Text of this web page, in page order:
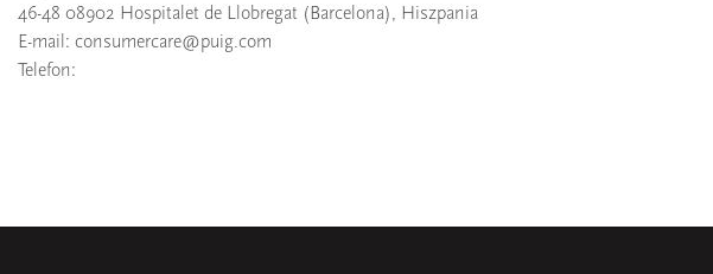
46-48 08902 Hospitalet de Llobregat (Barcelona), Hiszpania
E-mail: consumercare@puig.com
Telefon: